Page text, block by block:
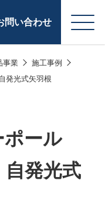
問い合わせ
会
原燃料事業
潤滑油
事業
施工事例
発光式矢羽根
ポール
自発光式